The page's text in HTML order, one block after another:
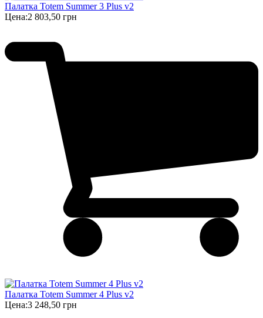
Палатка Totem Summer 3 Plus v2
Цена:2 803,50 грн
Палатка Totem Summer 4 Plus v2
Цена:3 248,50 грн